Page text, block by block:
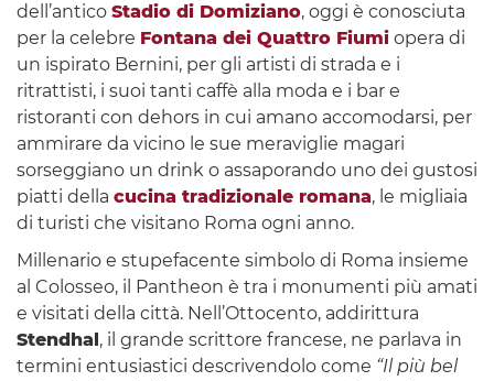
dell’antico Stadio di Domiziano, oggi è conosciuta
per la celebre Fontana dei Quattro Fiumi opera di
un ispirato Bernini, per gli artisti di strada e i
ritrattisti, i suoi tanti caffè alla moda e i bar e
ristoranti con dehors in cui amano accomodarsi, per
ammirare da vicino le sue meraviglie magari
sorseggiano un drink o assaporando uno dei gustosi
piatti della cucina tradizionale romana, le migliaia
di turisti che visitano Roma ogni anno.
Millenario e stupefacente simbolo di Roma insieme
al Colosseo, il Pantheon è tra i monumenti più amati
e visitati della città. Nell’Ottocento, addirittura
Stendhal , il grande scrittore francese, ne parlava in
termini entusiastici descrivendolo come “Il più bel